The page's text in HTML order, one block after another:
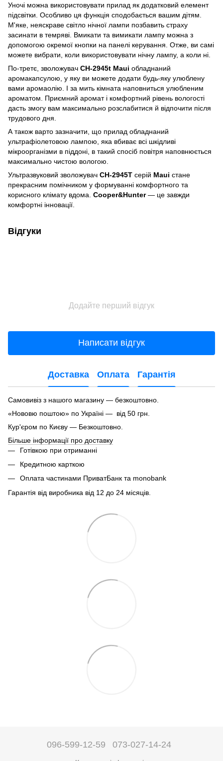
Уночі можна використовувати прилад як додатковий елемент
підсвітки. Особливо ця функція сподобається вашим дітям.
М'яке, неяскраве світло нічної лампи позбавить страху
засинати в темряві. Вмикати та вимикати лампу можна з
допомогою окремої кнопки на панелі керування. Отже, ви самі
можете вибрати, коли використовувати нічну лампу, а коли ні.
По-третє, зволожувач CH-2945t Maui обладнаний
аромакапсулою, у яку ви можете додати будь-яку улюблену
вами аромаолію. І за мить кімната наповниться улюбленим
ароматом. Приємний аромат і комфортний рівень вологості
дасть змогу вам максимально розслабитися й відпочити після
трудового дня.
А також варто зазначити, що прилад обладнаний
ультрафіолетовою лампою, яка вбиває всі шкідливі
мікроорганізми в піддоні, в такий спосіб повітря наповнюється
максимально чистою вологою.
Ультразвуковий зволожувач CH-2945T серій Maui стане
прекрасним помічником у формуванні комфортного та
корисного клімату вдома. Cooper&Hunter— це завжди
комфортні інновації.
Відгуки
Додайте перший відгук
Написати відгук
Доставка Оплата Гарантія
Самовивіз з нашого магазину — безкоштовно.
«Нововю поштою» по Україні — від 50 грн.
Кур'єром по Києву — Безкоштовно.
Більше інформації про доставку
Готівкою при отриманні
Кредитною карткою
Оплата частинами ПриватБанк та monobank
Гарантія від виробника від 12 до 24 місяців.
096-599-12-59 073-027-14-24